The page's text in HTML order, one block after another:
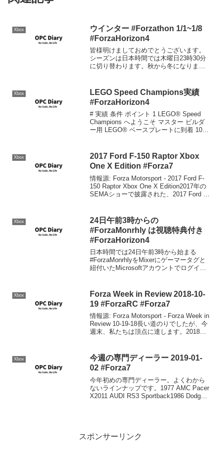
Xbox
ウインター #Forzathon 1/1~1/8
#ForzaHorizon4
皆様明けましておめでとうございます。
シーズンは日本時間では木曜日23時30分
に切り替わります。秋から冬になりまし
ジパス80％ 1969 FIAT...
Xbox
LEGO Speed Champions実績
#ForzaHorizon4
# 実績 条件 ポイント 1 LEGO® Speed
Champions へようこそ マスター ビルダ
ー用 LEGO® ベースプレートに到着 10 2
来た...
Xbox
2017 Ford F-150 Raptor Xbox
One X Edition #Forza7
情報源: Forza Motorsport - 2017 Ford F-
150 Raptor Xbox One X Edition2017年の
SEMAショーで披露された、2017 Ford F-
Xbox
24日午前3時からの
#ForzaMonrhly は視聴特典付き
#ForzaHorizon4
日本時間では24日午前3時から始まる
#ForzaMonrhlyをMixerにゲーマータグと
紐付いたMicrosoftアカウントでログイン
無くなりましたね・・・div.B...
Xbox
Forza Week in Review 2018-10-
19 #ForzaRC #Forza7
情報源: Forza Motorsport - Forza Week in
Review 10-19-18長い道のりでしたが、今
週末、私たちは頂点に達します。2018
Xbox
今週の専門ディーラー 2019-01-
02 #Forza7
今年初めの専門ディーラー。よくわから
ないラインナップです。1977 AMC Pacer
X2011 AUDI RS3 Sportback1986 Dodge
スポンサーリンク